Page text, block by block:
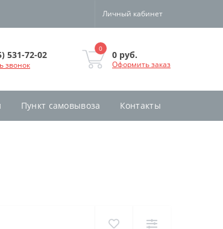
Личный кабинет
531-72-02
звонок
0
0 руб.
Оформить заказ
Пункт самовывоза Контакты